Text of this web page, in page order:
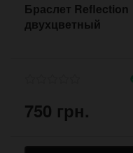
Браслет Reflection
двухцветный
750 грн.